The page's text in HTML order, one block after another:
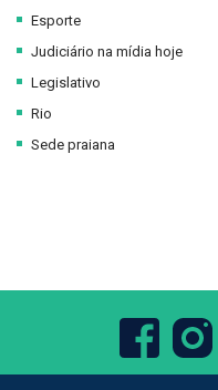
Esporte
Judiciário na mídia hoje
Legislativo
Rio
Sede praiana